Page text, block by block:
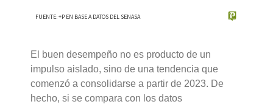
El buen desempeño no es producto de un
impulso aislado, sino de una tendencia que
comenzó a consolidarse a partir de 2023. De
hecho, si se compara con los datos